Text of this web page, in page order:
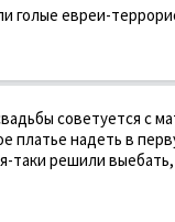
голые евреи-
советуется с
платье надеть в
таки решили